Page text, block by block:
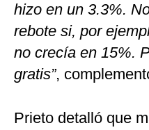
hizo en un 3.3%.
rebote si, por
no crecía en 15%.
gratis”,
Prieto detalló que